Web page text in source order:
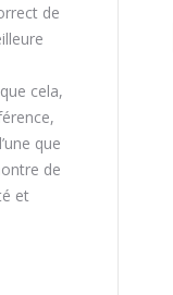
de
cela,
que
de
et